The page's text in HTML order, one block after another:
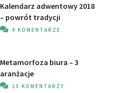
Kalendarz adwentowy 2018
– powrót tradycji
4 KOMENTARZE
Metamorfoza biura – 3
aranżacje
25 KOMENTARZY